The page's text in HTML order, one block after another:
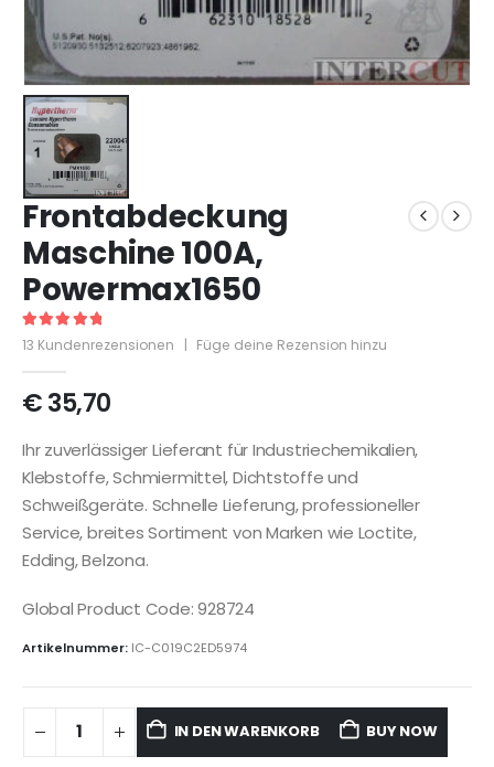
Frontabdeckung
Maschine 100A,
Powermax1650
5out of 5
13 Kundenrezensionen | Füge deine Rezension hinzu
€35,70
Ihr zuverlässiger Lieferant für Industriechemikalien,
Klebstoffe, Schmiermittel, Dichtstoffe und
Schweißgeräte. Schnelle Lieferung, professioneller
Service, breites Sortiment von Marken wie Loctite,
Edding, Belzona.
Global Product Code: 928724
Artikelnummer: IC-C019C2ED5974
IN DEN WARENKORB BUY NOW